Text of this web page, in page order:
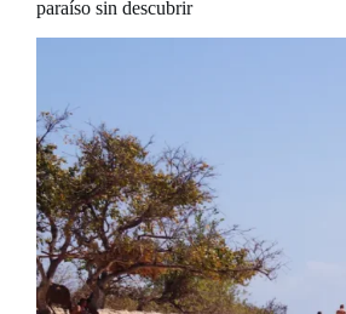
paraíso sin descubrir